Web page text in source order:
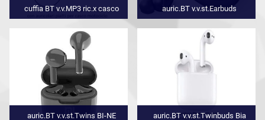
cuffia BT v.v.MP3 ric.x casco auric.BT v.v.st.Earbuds
auric.BT v.v.st.Twins BI-NE auric.BT v.v.st.Twinbuds Bia